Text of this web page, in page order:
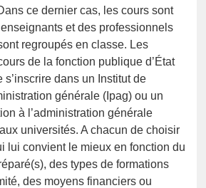
ce dernier cas, les cours sont
et des professionnels
regroupés en classe. Les
de la fonction publique d’État
dans un Institut de
générale (Ipag) ou un
à l’administration générale
universités. A chacun de choisir
lui convient le mieux en fonction du
des types de formations
des moyens financiers ou